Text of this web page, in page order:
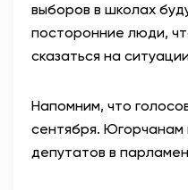
выборов в школах
посторонние люди,
сказаться на
Напомним, что
сентября. Югорчанам
депутатов в